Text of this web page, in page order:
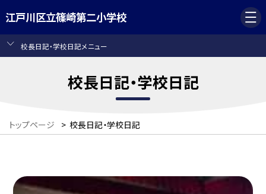
江戸川区立篠崎第二小学校
校長日記・学校日記メニュー
校長日記・学校日記
トップページ > 校長日記・学校日記